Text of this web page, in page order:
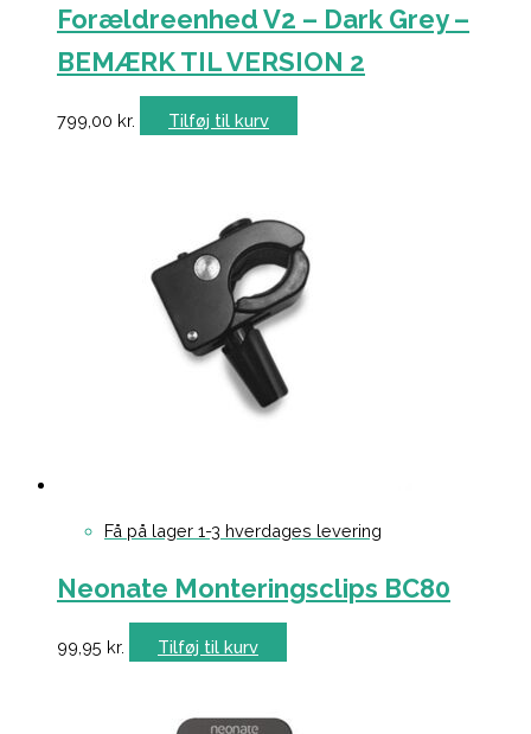
Forældreenhed V2 – Dark Grey –
BEMÆRK TIL VERSION 2
799,00 kr. Tilføj til kurv
Få på lager 1-3 hverdages levering
Neonate Monteringsclips BC80
99,95 kr. Tilføj til kurv